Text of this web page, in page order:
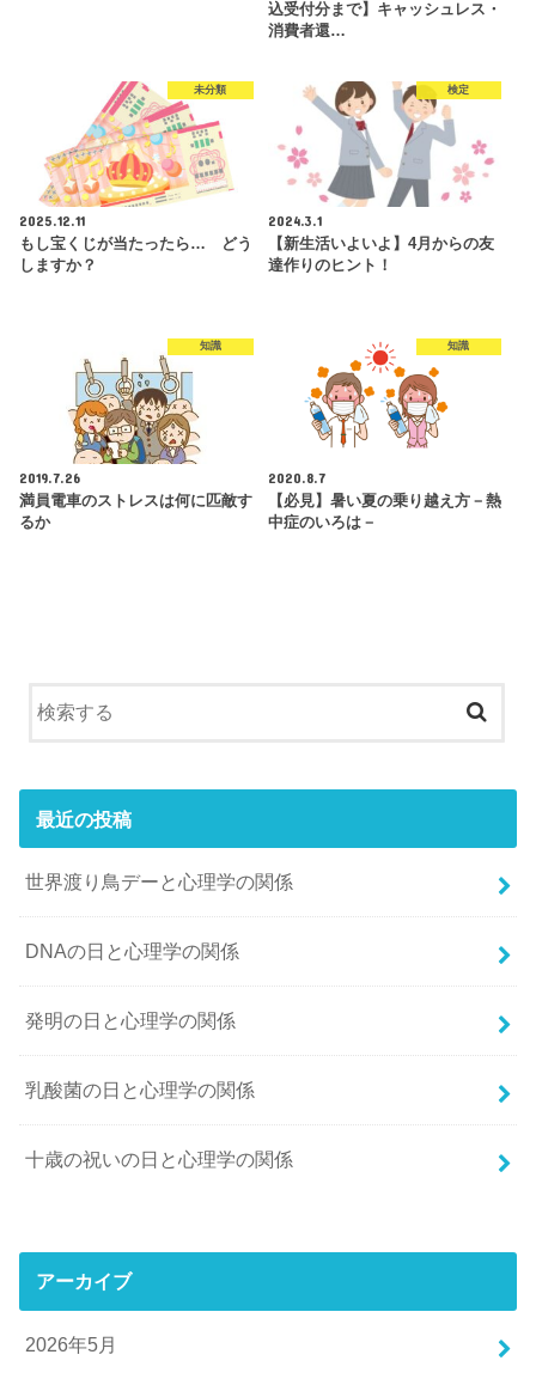
込受付分まで】キャッシュレス・
消費者還…
未分類
2025.12.11
もし宝くじが当たったら… どう
しますか？
検定
2024.3.1
【新生活いよいよ】4月からの友
達作りのヒント！
知識
2019.7.26
満員電車のストレスは何に匹敵す
るか
知識
2020.8.7
【必見】暑い夏の乗り越え方－熱
中症のいろは－
最近の投稿
世界渡り鳥デーと心理学の関係
DNAの日と心理学の関係
発明の日と心理学の関係
乳酸菌の日と心理学の関係
十歳の祝いの日と心理学の関係
アーカイブ
2026年5月